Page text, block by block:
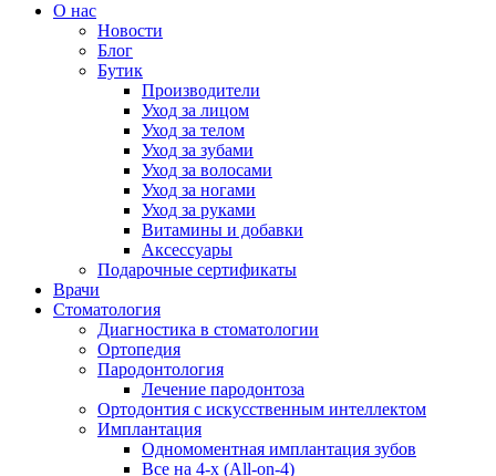
О нас
Новости
Блог
Бутик
Производители
Уход за лицом
Уход за телом
Уход за зубами
Уход за волосами
Уход за ногами
Уход за руками
Витамины и добавки
Аксессуары
Подарочные сертификаты
Врачи
Стоматология
Диагностика в стоматологии
Ортопедия
Пародонтология
Лечение пародонтоза
Ортодонтия с искусственным интеллектом
Имплантация
Одномоментная имплантация зубов
Все на 4-х (All-on-4)